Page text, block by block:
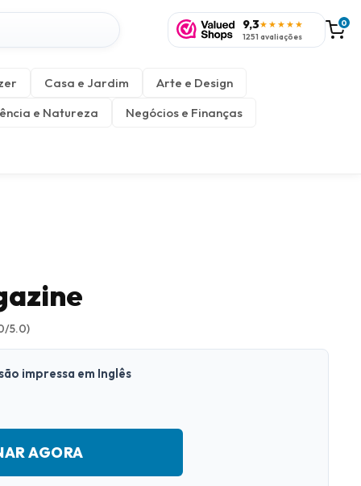
9,3★★★★★
1251 avaliações
0
Casa e Jardim
Arte e Design
e Natureza
Negócios e Finanças
5.0)
impressa em Inglês
AGORA